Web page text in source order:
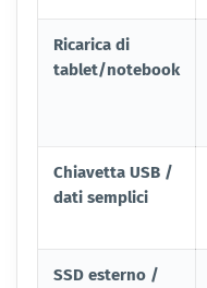
Ricarica di
tablet/notebook
Chiavetta USB /
dati semplici
SSD esterno /